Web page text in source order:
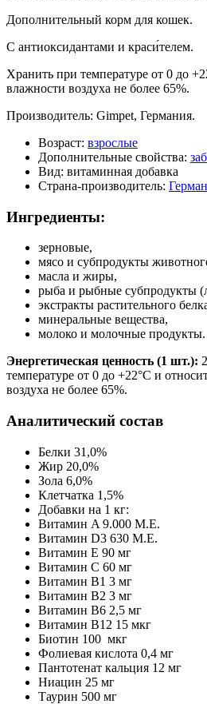
Дополнительный корм для кошек.
С антиоксидантами и краси́телем.
Хранить при температуре от 0 до
влажности воздуха не более 65%.
Производитель: Gimpet, Германия.
Возраст: взрослые
Дополнительные свойства:
Вид: витаминная добавка
Страна-производитель:
Ингредиенты:
зерновые,
мясо и субпродукты
масла и жиры,
рыба и рыбные субпродукты
экстракты растительного
минеральные вещества,
молоко и молочные продукты.
Энергетическая ценность (1 шт.):
температуре от 0 до +22°С и
воздуха не более 65%.
Аналитический состав
Белки 31,0%
Жир 20,0%
Зола 6,0%
Клетчатка 1,5%
Добавки на 1 кг:
Витамин A 9.000 M.E.
Витамин D3 630 M.E.
Витамин E 90 мг
Витамин C 60 мг
Витамин B1 3 мг
Витамин B2 3 мг
Витамин B6 2,5 мг
Витамин B12 15 мкг
Биотин 100 мкг
Фолиевая кислота 0,4 мг
Пантотенат кальция 12 мг
Ниацин 25 мг
Таурин 500 мг